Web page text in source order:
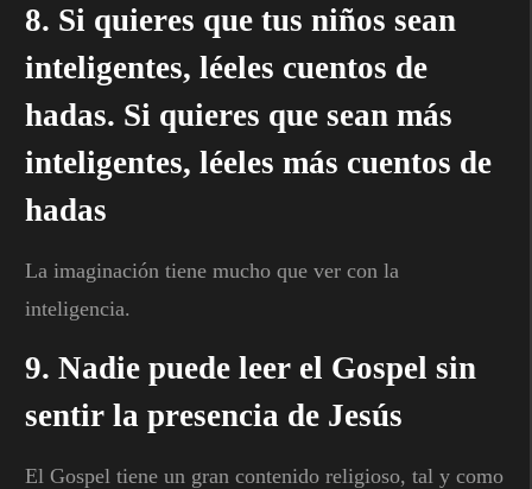
8. Si quieres que tus niños sean
inteligentes, léeles cuentos de
hadas. Si quieres que sean más
inteligentes, léeles más cuentos de
hadas
La imaginación tiene mucho que ver con la
inteligencia.
9. Nadie puede leer el Gospel sin
sentir la presencia de Jesús
El Gospel tiene un gran contenido religioso, tal y como